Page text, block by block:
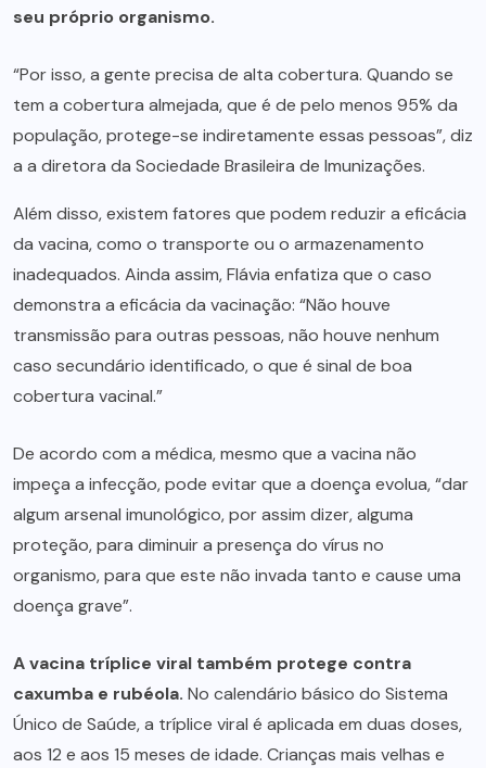
seu próprio organismo.
“Por isso, a gente precisa de alta cobertura. Quando se
tem a cobertura almejada, que é de pelo menos 95% da
população, protege-se indiretamente essas pessoas”, diz
a a diretora da Sociedade Brasileira de Imunizações.
Além disso, existem fatores que podem reduzir a eficácia
da vacina, como o transporte ou o armazenamento
inadequados. Ainda assim, Flávia enfatiza que o caso
demonstra a eficácia da vacinação: “Não houve
transmissão para outras pessoas, não houve nenhum
caso secundário identificado, o que é sinal de boa
cobertura vacinal.”
De acordo com a médica, mesmo que a vacina não
impeça a infecção, pode evitar que a doença evolua, “dar
algum arsenal imunológico, por assim dizer, alguma
proteção, para diminuir a presença do vírus no
organismo, para que este não invada tanto e cause uma
doença grave”.
A vacina tríplice viral também protege contra
caxumba e rubéola. No calendário básico do Sistema
Único de Saúde, a tríplice viral é aplicada em duas doses,
aos 12 e aos 15 meses de idade. Crianças mais velhas e